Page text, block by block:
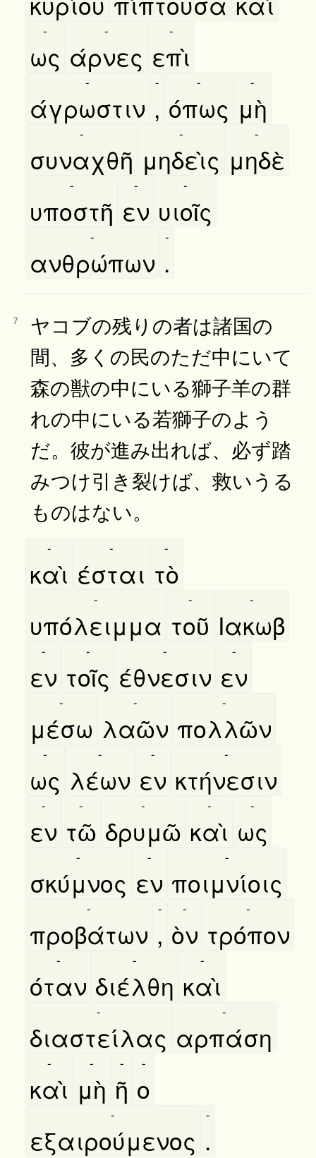
ως
-
άρνες
-
επὶ
-
άγρωστιν
-
,
-
όπως
-
μὴ
-
συναχθῆ
-
μηδεὶς
-
μηδὲ
-
υποστῆ
-
εν
-
υιοῖς
-
ανθρώπων
-
.
-
7
ヤコブの残りの者は諸国の
間、多くの民のただ中にいて
森の獣の中にいる獅子羊の群
れの中にいる若獅子のよう
だ。彼が進み出れば、必ず踏
みつけ引き裂けば、救いうる
ものはない。
καὶ
-
έσται
-
τὸ
-
υπόλειμμα
-
τοῦ
-
Ιακωβ
-
εν
-
τοῖς
-
έθνεσιν
-
εν
-
μέσω
-
λαῶν
-
πολλῶν
-
ως
-
λέων
-
εν
-
κτήνεσιν
-
εν
-
τῶ
-
δρυμῶ
-
καὶ
-
ως
-
σκύμνος
-
εν
-
ποιμνίοις
-
προβάτων
-
,
-
ὸν
-
τρόπον
-
όταν
-
διέλθη
-
καὶ
-
διαστείλας
-
αρπάση
-
καὶ
-
μὴ
-
ῆ
-
ο
-
εξαιρούμενος
-
.
-